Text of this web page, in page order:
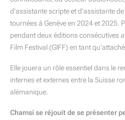
d’assistante scripte et d’assistante
tournées à Genève en 2024 et 2025.
pendant deux éditions consécutives
Film Festival (GIFF) en tant
Elle jouera un rôle essentiel dans le
internes et externes entre la Suisse
alémanique.
Chamsi se réjouit de se présenter